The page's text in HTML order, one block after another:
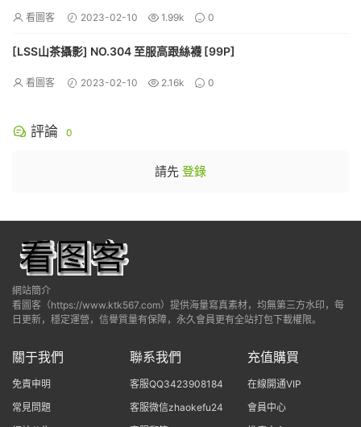
看圖客 2023-02-10 1.99k 0
[LSS山茶攝影] NO.304 至服高跟絲襪 [99P]
看圖客 2023-02-10 2.16k 0
評論 0
請先 登錄
網站簡介
看圖客（https://www.ktk567.com）提供海量寫真素材，均無第三方水印，每
日更新，穩定運營，信譽質量有保障，永久會員更有全站打包下載權限。
關于我們
免責申明
常見問題
聯系我們
客服QQ3423908184
客服微信zhaokefu24
充值購買
在線開通VIP
會員中心